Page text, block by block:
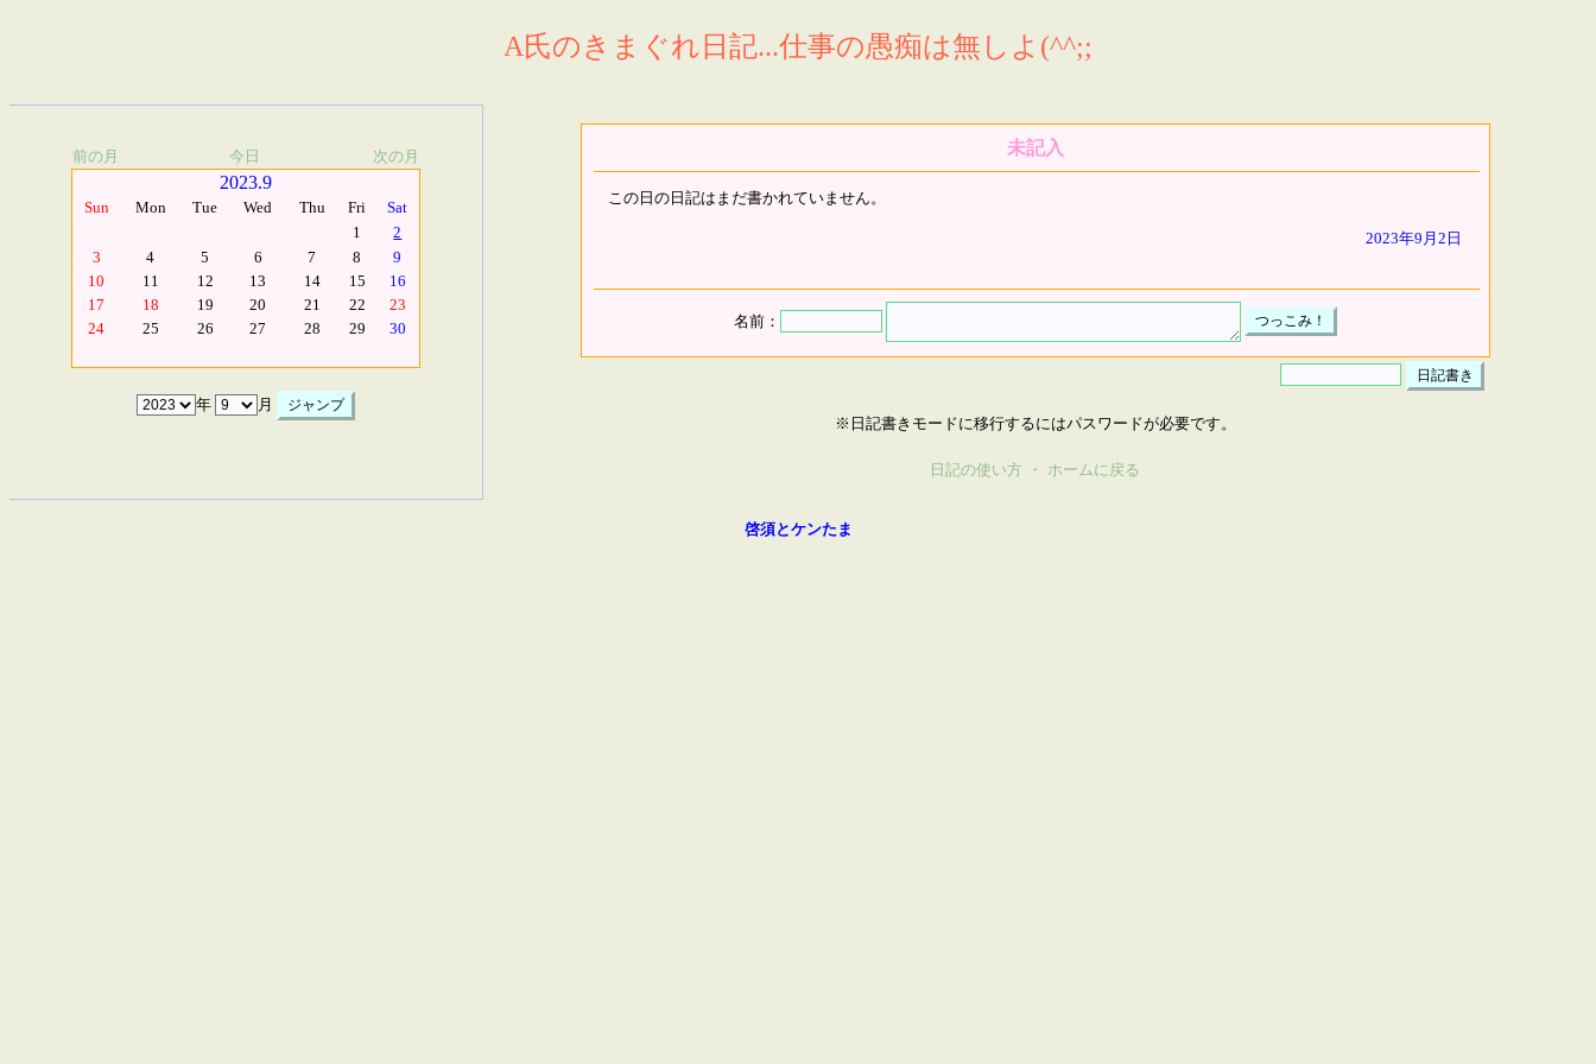
A氏のきまぐれ日記...仕事の愚痴は無しよ(^^;;
前の月 今日 次の月
2023.9
Sun Mon Tue Wed Thu Fri
Sat
1
2
3
4 5 6 7 8
9
10
11 12 13 14 15
16
17
18 19 20 21 22
23
24
25 26 27 28 29 30
年 月
未記入
この日の日記はまだ書かれていません。
2023年9月2日
名前：
※日記書きモードに移行するにはパスワードが必要です。
日記の使い方 ・ ホームに戻る
啓須とケンたま